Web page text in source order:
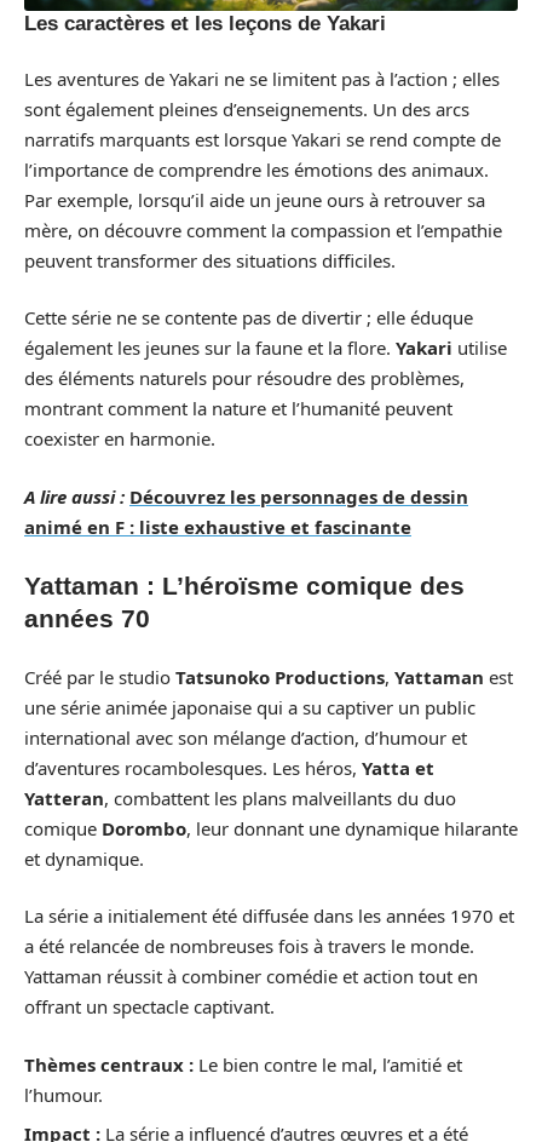
Les caractères et les leçons de Yakari
Les aventures de Yakari ne se limitent pas à l’action ; elles
sont également pleines d’enseignements. Un des arcs
narratifs marquants est lorsque Yakari se rend compte de
l’importance de comprendre les émotions des animaux.
Par exemple, lorsqu’il aide un jeune ours à retrouver sa
mère, on découvre comment la compassion et l’empathie
peuvent transformer des situations difficiles.
Cette série ne se contente pas de divertir ; elle éduque
également les jeunes sur la faune et la flore. Yakari utilise
des éléments naturels pour résoudre des problèmes,
montrant comment la nature et l’humanité peuvent
coexister en harmonie.
A lire aussi : Découvrez les personnages de dessin
animé en F : liste exhaustive et fascinante
Yattaman : L’héroïsme comique des
années 70
Créé par le studio Tatsunoko Productions, Yattaman est
une série animée japonaise qui a su captiver un public
international avec son mélange d’action, d’humour et
d’aventures rocambolesques. Les héros, Yatta et
Yatteran, combattent les plans malveillants du duo
comique Dorombo, leur donnant une dynamique hilarante
et dynamique.
La série a initialement été diffusée dans les années 1970 et
a été relancée de nombreuses fois à travers le monde.
Yattaman réussit à combiner comédie et action tout en
offrant un spectacle captivant.
Thèmes centraux : Le bien contre le mal, l’amitié et
l’humour.
Impact : La série a influencé d’autres œuvres et a été